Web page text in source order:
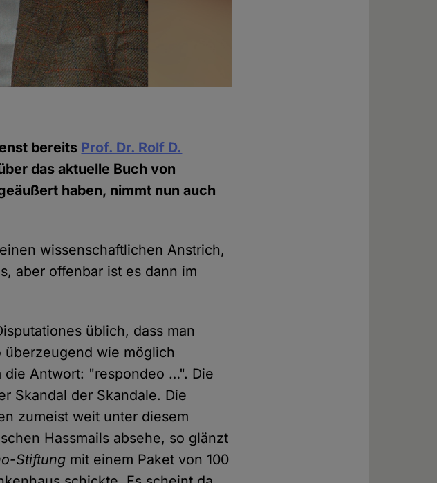
bereits Prof. Dr. Rolf D.
das aktuelle Buch von
haben, nimmt nun auch
wissenschaftlichen Anstrich,
aber offenbar ist es dann im
üblich, dass man
wie möglich
die Antwort: "respondeo …". Die
Skandal der Skandale. Die
zumeist weit unter diesem
Hassmails absehe, so glänzt
Stiftung mit einem Paket von 100